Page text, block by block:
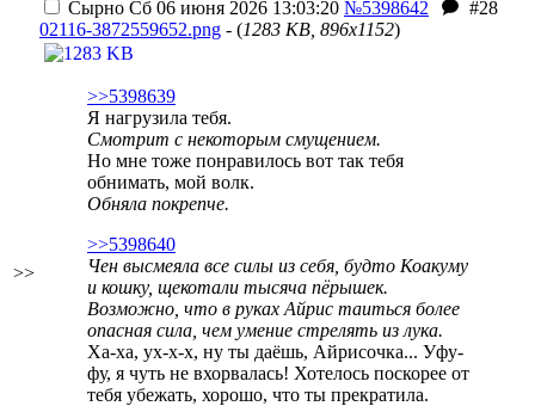
>>
Сырно Сб 06 июня 2026 13:03:20 №5398642
#28
02116-3872559652.png - (1283 KB, 896x1152)
>>5398639
Я нагрузила тебя.
Смотрит с некоторым смущением.
Но мне тоже понравилось вот так тебя
обнимать, мой волк.
Обняла покрепче.
>>5398640
Чен высмеяла все силы из себя, будто Коакуму
и кошку, щекотали тысяча пёрышек.
Возможно, что в руках Айрис таиться более
опасная сила, чем умение стрелять из лука.
Ха-ха, ух-х-х, ну ты даёшь, Айрисочка... Уфу-
фу, я чуть не вхорвалась! Хотелось поскорее от
тебя убежать, хорошо, что ты прекратила.